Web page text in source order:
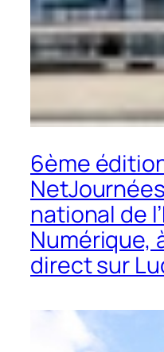
6ème
national de
Numérique,
direct sur